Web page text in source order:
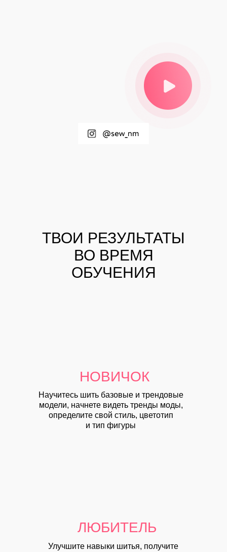
ТВОИ РЕЗУЛЬТАТЫ
ВО ВРЕМЯ
ОБУЧЕНИЯ
Улучшите навыки шитья, получите
ЛЮБИТЕЛЬ
Научитесь шить базовые и трендовые
модели, начнете видеть тренды моды,
определите свой стиль, цветотип
и тип фигуры
НОВИЧОК